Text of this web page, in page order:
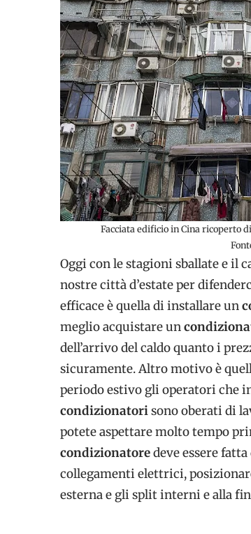
Facciata edificio in Cina ricoperto
Oggi con le stagioni sballate e il
nostre città d’estate per
efficace è quella di installare un
meglio acquistare un
dell’arrivo del caldo quanto i
sicuramente. Altro motivo è
periodo estivo gli operatori che
condizionatorisono oberati di
potete aspettare molto tempo
condizionatoredeve essere
collegamenti elettrici,
esterna e gli split interni e alla